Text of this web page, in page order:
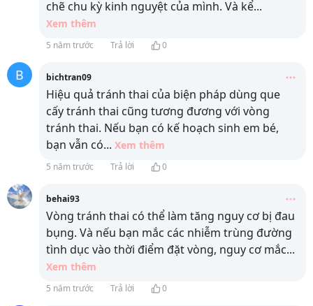
chẽ chu kỳ kinh nguyệt của mình. Và kể...
Xem thêm
5 năm trước Trả lời 0
B bichtran09
Hiệu quả tránh thai của biện pháp dùng que
cấy tránh thai cũng tương đương với vòng
tránh thai. Nếu bạn có kế hoạch sinh em bé,
bạn vẫn có... Xem thêm
5 năm trước Trả lời 0
behai93
Vòng tránh thai có thể làm tăng nguy cơ bị đau
bụng. Và nếu bạn mắc các nhiễm trùng đường
tình dục vào thời điểm đặt vòng, nguy cơ mắc...
Xem thêm
5 năm trước Trả lời 0